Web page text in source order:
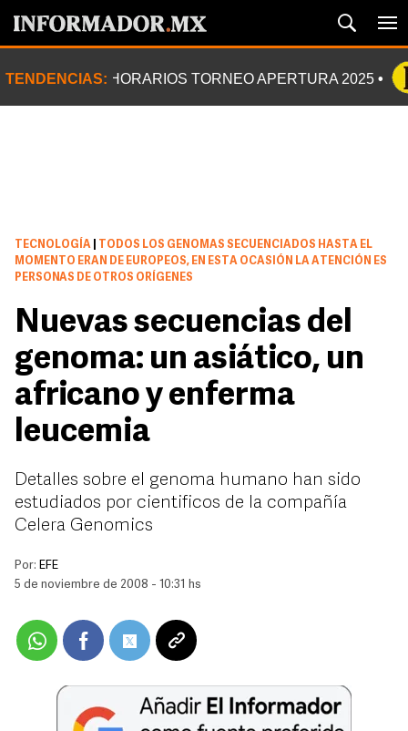
TENDENCIAS: HORARIOS TORNEO APERTURA 2025
TECNOLOGÍA
TODOS LOS GENOMAS SECUENCIADOS HASTA EL
MOMENTO ERAN DE EUROPEOS, EN ESTA OCASIÓN LA ATENCIÓN ES
PERSONAS DE OTROS ORÍGENES
Nuevas secuencias del
genoma: un asiático, un
africano y enferma
leucemia
Detalles sobre el genoma humano han sido
estudiados por cientificos de la compañía
Celera Genomics
Por: EFE
5 de noviembre de 2008 - 10:31 hs